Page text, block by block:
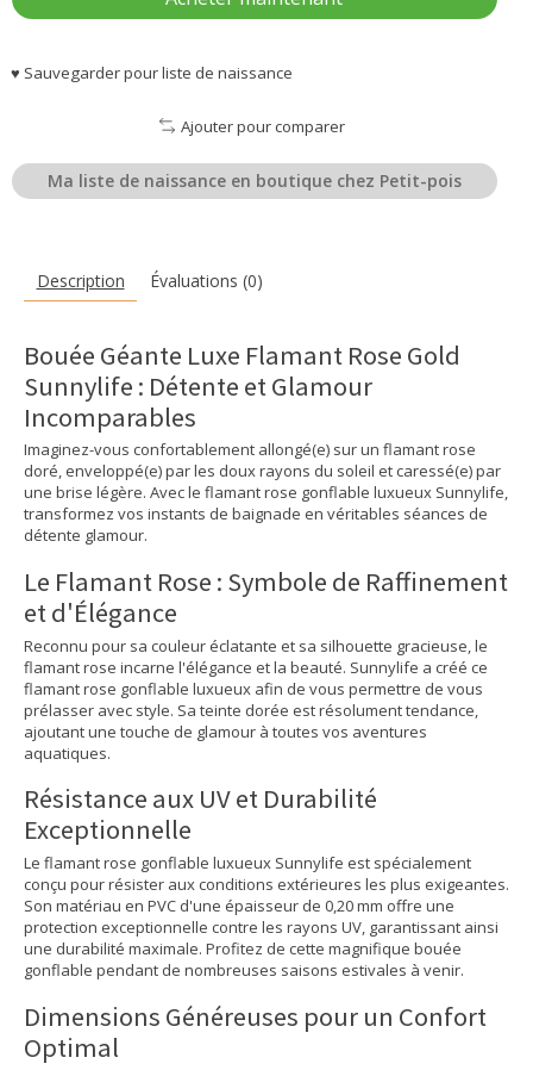
♥ Sauvegarder pour liste de naissance
Ajouter pour comparer
Ma liste de naissance en boutique chez Petit-pois
Description Évaluations (0)
Bouée Géante Luxe Flamant Rose Gold
Sunnylife : Détente et Glamour
Incomparables
Imaginez-vous confortablement allongé(e) sur un flamant rose
doré, enveloppé(e) par les doux rayons du soleil et caressé(e) par
une brise légère. Avec le flamant rose gonflable luxueux Sunnylife,
transformez vos instants de baignade en véritables séances de
détente glamour.
Le Flamant Rose : Symbole de Raffinement
et d'Élégance
Reconnu pour sa couleur éclatante et sa silhouette gracieuse, le
flamant rose incarne l'élégance et la beauté. Sunnylife a créé ce
flamant rose gonflable luxueux afin de vous permettre de vous
prélasser avec style. Sa teinte dorée est résolument tendance,
ajoutant une touche de glamour à toutes vos aventures
aquatiques.
Résistance aux UV et Durabilité
Exceptionnelle
Le flamant rose gonflable luxueux Sunnylife est spécialement
conçu pour résister aux conditions extérieures les plus exigeantes.
Son matériau en PVC d'une épaisseur de 0,20 mm offre une
protection exceptionnelle contre les rayons UV, garantissant ainsi
une durabilité maximale. Profitez de cette magnifique bouée
gonflable pendant de nombreuses saisons estivales à venir.
Dimensions Généreuses pour un Confort
Optimal